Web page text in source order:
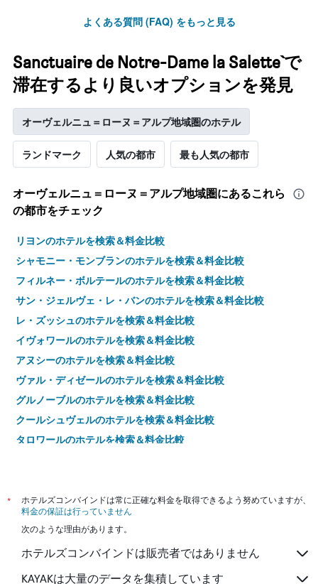
よくある質問 (FAQ) をもっと見る
Sanctuaire de Notre-Dame la Salette`で
滞在するより良いオプションを発見
オーヴェルニュ＝ローヌ＝アルプ地域圏のホテル
ランドマーク 人気の都市 最も人気の都市
オーヴェルニュ＝ローヌ＝アルプ地域圏​にあるこれら
の都市をチェック
リヨンのホテルを検索＆料金比較
シャモニー・モンブランのホテルを検索＆料金比較
フィルネー・ボルテールのホテルを検索＆料金比較
サン・ジェルヴェ・レ・バンのホテルを検索＆料金比較
レ・ズッシュのホテルを検索＆料金比較
イヴォワールのホテルを検索＆料金比較
アヌシーのホテルを検索＆料金比較
ヴァル・ディゼールのホテルを検索＆料金比較
グルノーブルのホテルを検索＆料金比較
クールシュヴェルのホテルを検索＆料金比較
タロワールのホテルを検索＆料金比較
クレルモン・フェランのホテルを検索＆料金比較
ヴィシーのホテルを検索＆料金比較
ヴァランスのホテルを検索＆料金比較
オーリヤックのホテルを検索＆料金比較
シャンベリのホテルを検索＆料金比較
*
ホテルズコンバインドは常に正確な料金を取得できるよう努めていますが、
料金の保証は行っていません
次のような理由があります。
ホテルズコンバインドは販売者ではありません
KAYAKは大量のデータを集積しています